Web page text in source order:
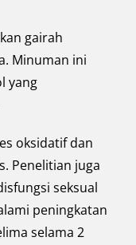
gairah
Minuman ini
yang
oksidatif dan
Penelitian juga
seksual
peningkatan
selama 2